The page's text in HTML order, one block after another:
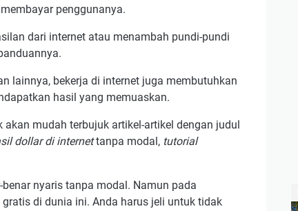
penggunanya.
dari internet atau menambah pundi-pundi
lainnya, bekerja di internet juga membutuhkan
hasil yang memuaskan.
mudah terbujuk artikel-artikel dengan judul
dollar di internettanpa modal, tutorial
nyaris tanpa modal. Namun pada
di dunia ini. Anda harus jeli untuk tidak